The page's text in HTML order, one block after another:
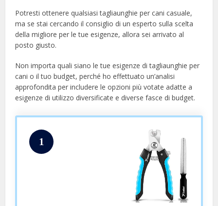
Potresti ottenere qualsiasi tagliaunghie per cani casuale,
ma se stai cercando il consiglio di un esperto sulla scelta
della migliore per le tue esigenze, allora sei arrivato al
posto giusto.
Non importa quali siano le tue esigenze di tagliaunghie per
cani o il tuo budget, perché ho effettuato un’analisi
approfondita per includere le opzioni più votate adatte a
esigenze di utilizzo diversificate e diverse fasce di budget.
1